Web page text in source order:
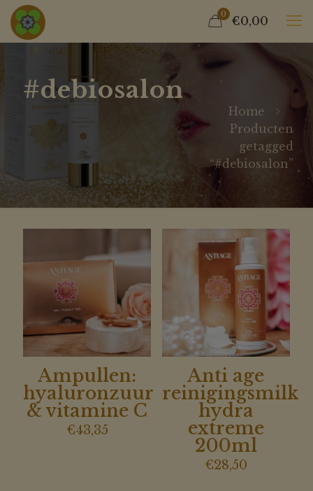
0 €0,00
#debiosalon
Home
Producten
getagged
“#debiosalon”
Ampullen:
hyaluronzuur
& vitamine C
€43,35
Anti age
reinigingsmilk
hydra
extreme
200ml
€28,50